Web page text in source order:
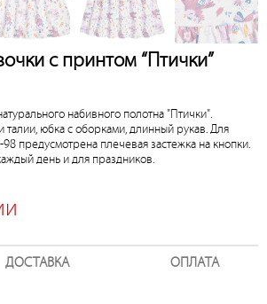
с принтом “Птички”
набивного полотна "Птички".
юбка с оборками, длинный рукав. Для
предусмотрена плечевая застежка на кнопки.
день и для праздников.
ДОСТАВКА ОПЛАТА